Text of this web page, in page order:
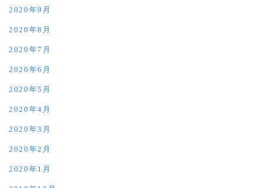
2020年9月
2020年8月
2020年7月
2020年6月
2020年5月
2020年4月
2020年3月
2020年2月
2020年1月